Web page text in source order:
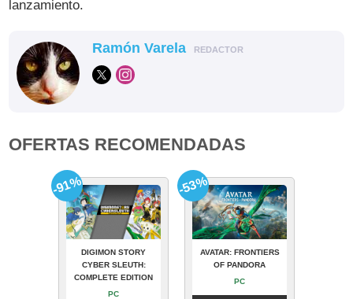
lanzamiento.
Ramón Varela REDACTOR
OFERTAS RECOMENDADAS
DIGIMON STORY
CYBER SLEUTH:
COMPLETE EDITION
PC
-91%
AVATAR: FRONTIERS
OF PANDORA
PC
-53%